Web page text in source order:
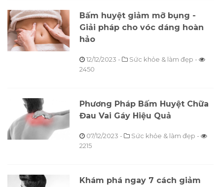
Bấm huyệt giảm mỡ bụng -
Giải pháp cho vóc dáng hoàn
hảo
12/12/2023 -
Sức khỏe & làm đẹp -
2450
Phương Pháp Bấm Huyệt Chữa
Đau Vai Gáy Hiệu Quả
07/12/2023 -
Sức khỏe & làm đẹp -
2215
Khám phá ngay 7 cách giảm